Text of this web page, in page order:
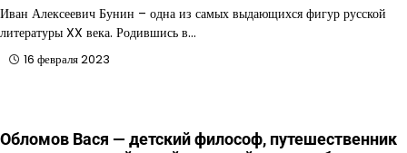
Иван Алексеевич Бунин – одна из самых выдающихся фигур русской
литературы XX века. Родившись в…
16 февраля 2023
Обломов Вася — детский философ, путешественник